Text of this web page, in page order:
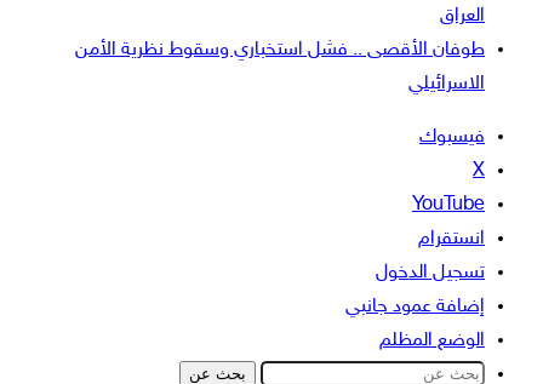
العراق
طوفان الأقصى .. فشل استخباري وسقوط نظرية الأمن
الاسرائيلي
فيسبوك
‫X
‫YouTube
انستقرام
تسجيل الدخول
إضافة عمود جانبي
الوضع المظلم
بحث عن